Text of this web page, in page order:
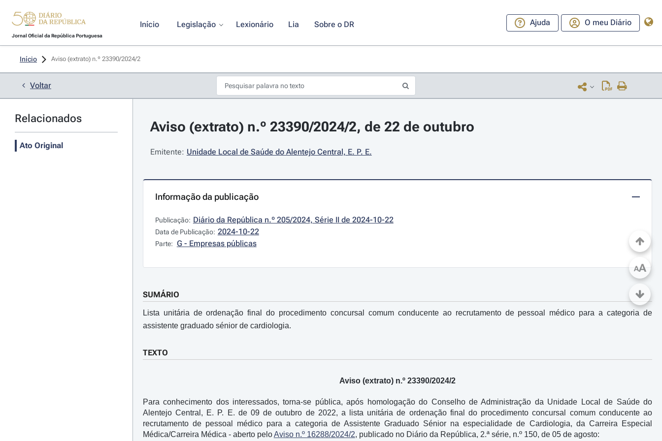
Jornal Oficial da República Portuguesa
Início Legislação Lexionário Lia Sobre o DR Ajuda O meu Diário
Início Aviso (extrato) n.º 23390/2024/2
Voltar
Relacionados
Ato Original
Aviso (extrato) n.º 23390/2024/2, de 22 de outubro
Emitente: Unidade Local de Saúde do Alentejo Central, E. P. E.
Informação da publicação
Publicação: Diário da República n.º 205/2024, Série II de 2024-10-22
Data de Publicação: 2024-10-22
Parte: G - Empresas públicas
SUMÁRIO
Lista unitária de ordenação final do procedimento concursal comum conducente ao recrutamento de pessoal médico para a categoria de
assistente graduado sénior de cardiologia.
TEXTO
Aviso (extrato) n.º 23390/2024/2
Para conhecimento dos interessados, torna-se pública, após homologação do Conselho de Administração da Unidade Local de Saúde do
Alentejo Central, E. P. E. de 09 de outubro de 2022, a lista unitária de ordenação final do procedimento concursal comum conducente ao
recrutamento de pessoal médico para a categoria de Assistente Graduado Sénior na especialidade de Cardiologia, da Carreira Especial
Médica/Carreira Médica - aberto peloAviso n.º 16288/2024/2, publicado no Diário da República, 2.ª série, n.º 150, de 05 de agosto:
AA